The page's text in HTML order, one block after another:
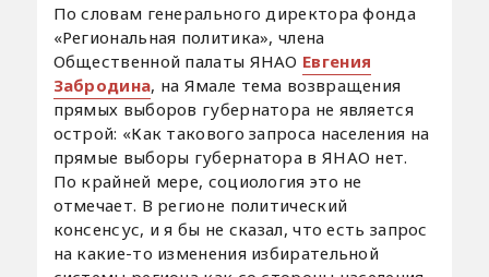
По словам генерального директора фонда
«Региональная политика», члена
Общественной палаты ЯНАО Евгения
Забродина, на Ямале тема возвращения
прямых выборов губернатора не является
острой: «Как такового запроса населения на
прямые выборы губернатора в ЯНАО нет.
По крайней мере, социология это не
отмечает. В регионе политический
консенсус, и я бы не сказал, что есть запрос
на какие-то изменения избирательной